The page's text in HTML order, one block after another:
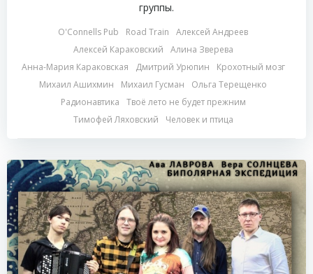
группы.
O'Connells Pub Road Train
Алексей Андреев
Алексей Караковский
Алина Зверева
Анна-Мария Караковская
Дмитрий Урюпин
Крохотный мозг
Михаил Ашихмин
Михаил Гусман
Ольга Терещенко
Радионавтика
Твоё лето не будет прежним
Тимофей Ляховский
Человек и птица